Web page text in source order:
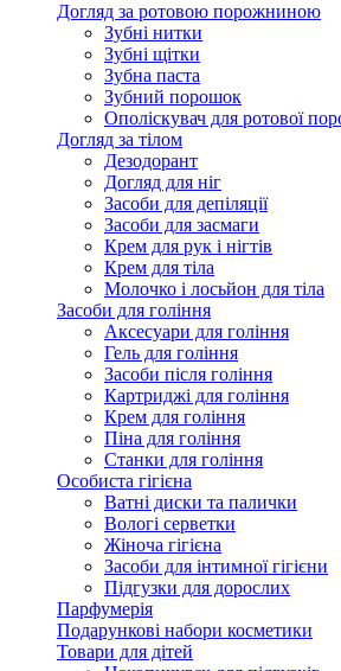
Догляд за ротовою порожниною
Зубні нитки
Зубні щітки
Зубна паста
Зубний порошок
Ополіскувач для ротової
Догляд за тілом
Дезодорант
Догляд для ніг
Засоби для депіляції
Засоби для засмаги
Крем для рук і нігтів
Крем для тіла
Молочко і лосьйон для тіла
Засоби для гоління
Аксесуари для гоління
Гель для гоління
Засоби після гоління
Картриджі для гоління
Крем для гоління
Піна для гоління
Станки для гоління
Особиста гігієна
Ватні диски та палички
Вологі серветки
Жіноча гігієна
Засоби для інтимної гігієни
Підгузки для дорослих
Парфумерія
Подарункові набори косметики
Товари для дітей